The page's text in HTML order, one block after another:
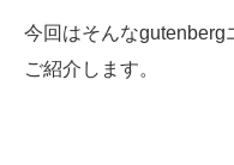
今回はそんなgutenberg
ご紹介します。